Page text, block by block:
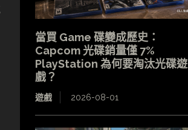
當買 Game 碟變成歷史：
Capcom 光碟銷量僅 7%
PlayStation 為何要淘汰光碟遊
戲？
遊戲 2026-08-01